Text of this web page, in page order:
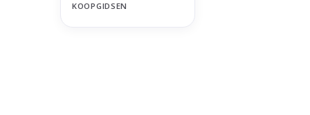
KOOPGIDSEN